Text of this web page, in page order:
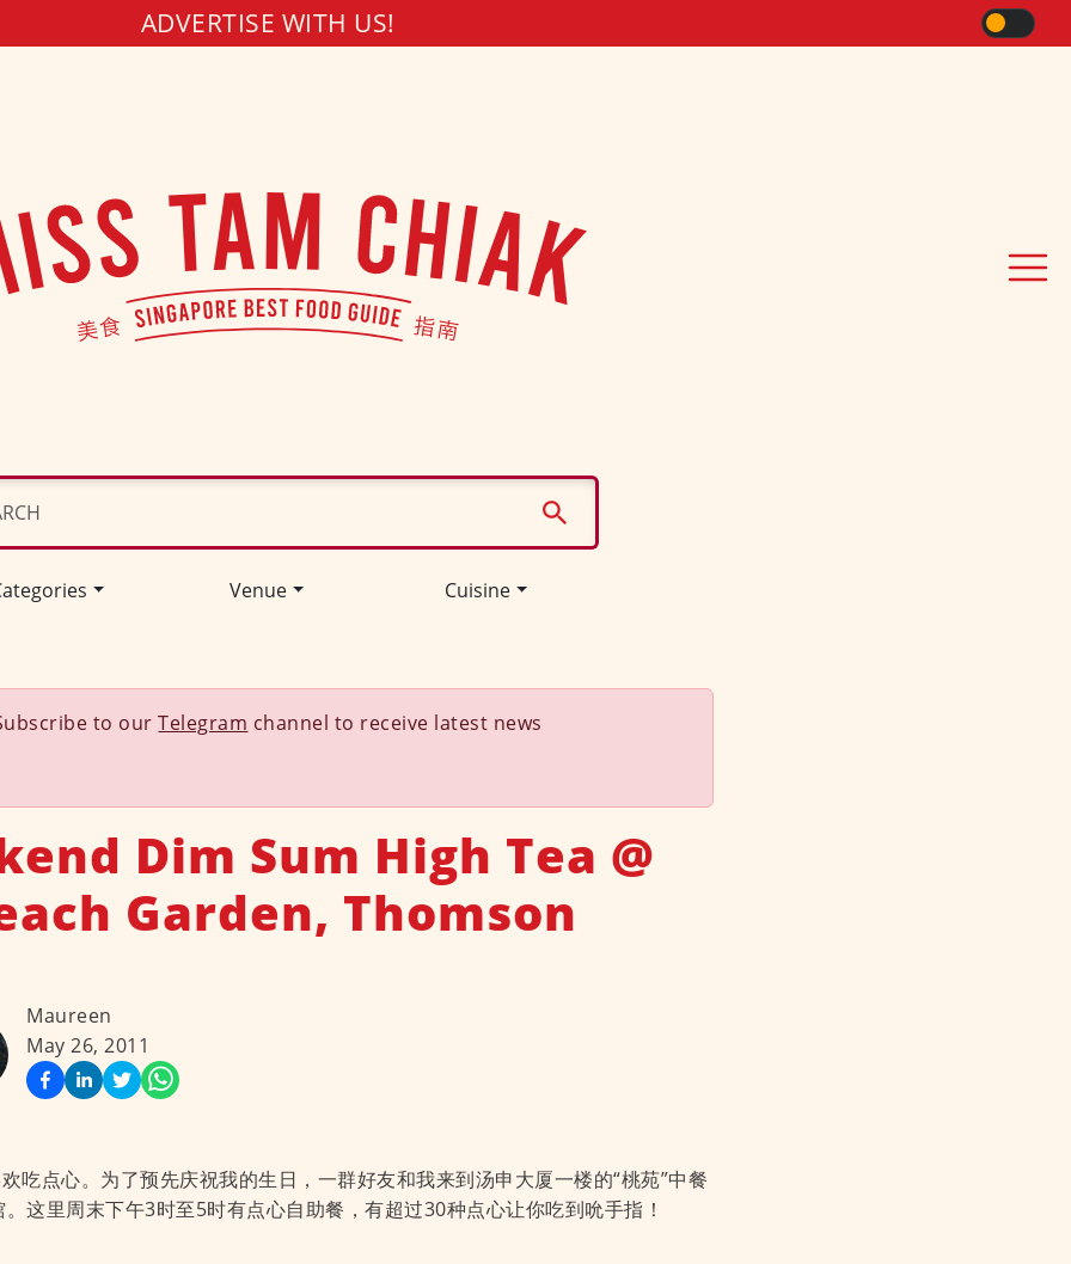
ADVERTISE WITH US!
Venue Cuisine
to ourTelegram channel to receive latest news
Dim Sum High Tea @
Garden, Thomson
Maureen
May 26, 2011
吃点心。为了预先庆祝我的生日，一群好友和我来到汤申大厦一楼的“桃苑”中餐
。这里周末下午3时至5时有点心自助餐，有超过30种点心让你吃到吮手指！